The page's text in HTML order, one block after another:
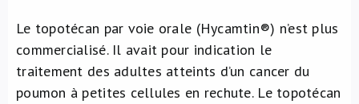
Le topotécan par voie orale (Hycamtin®) n’est plus
commercialisé. Il avait pour indication le
traitement des adultes atteints d’un cancer du
poumon à petites cellules en rechute. Le topotécan